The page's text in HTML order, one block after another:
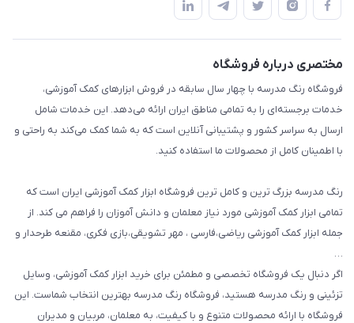
استایل معلم و دانش آموز
بازی و نمایش
تزئین کلاس
طرح های تشویقی
گیفت ها و جوایز
سایر محصولات
حریم خصوصی
مختصری درباره فروشگاه
فروشگاه رنگ مدرسه با چهار سال سابقه در فروش ابزارهای کمک آموزشی،
خدمات برجسته‌ای را به تمامی مناطق ایران ارائه می‌دهد. این خدمات شامل
ارسال به سراسر کشور و پشتیبانی آنلاین است که به شما کمک می‌کند به راحتی و
با اطمینان کامل از محصولات ما استفاده کنید.
رنگ مدرسه بزرگ ترین و کامل ترین فروشگاه ابزار کمک آموزشی ایران است که
تمامی ابزار کمک آموزشی مورد نیاز معلمان و دانش آموزان را فراهم می کند. از
جمله ابزار کمک آموزشی ریاضی،فارسی ، مهر تشویقی،بازی فکری، مقنعه طرحدار و
…
اگر دنبال یک فروشگاه تخصصی و مطمئن برای خرید ابزار کمک آموزشی، وسایل
تزئینی و رنگ مدرسه هستید، فروشگاه رنگ مدرسه بهترین انتخاب شماست. این
فروشگاه با ارائه محصولات متنوع و با کیفیت، به معلمان، مربیان و مدیران